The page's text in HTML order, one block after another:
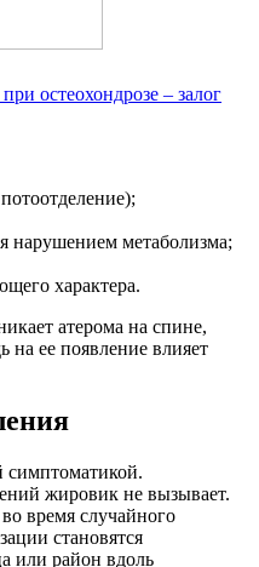
остеохондрозе – залог
нарушением метаболизма;
характера.
атерома на спине,
ее появление влияет
симптоматикой.
жировик не вызывает.
время случайного
становятся
или район вдоль